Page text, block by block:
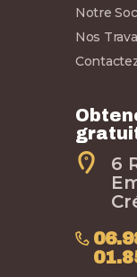
Notre
Nos
6